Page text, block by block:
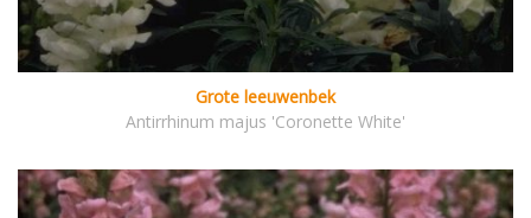
Grote leeuwenbek
Antirrhinum majus 'Coronette White'